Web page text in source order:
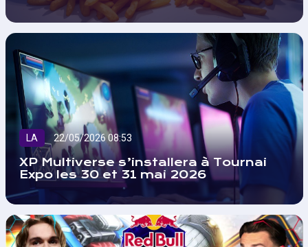
LA 22/05/2026 08:53
XP Multiverse s’installera à Tournai
Expo les 30 et 31 mai 2026